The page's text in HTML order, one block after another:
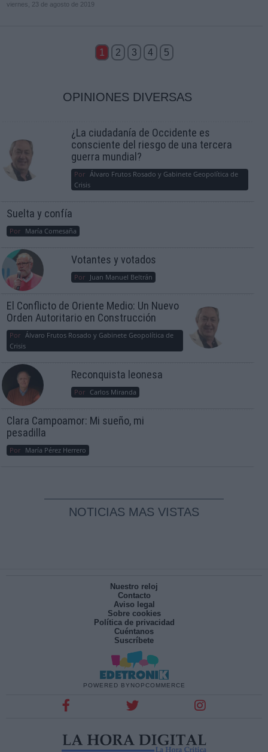
viernes, 23 de agosto de 2019
1 2 3 4 5
OPINIONES DIVERSAS
¿La ciudadanía de Occidente es
consciente del riesgo de una tercera
guerra mundial?
Por Álvaro Frutos Rosado y Gabinete Geopolítica de
Crisis
Suelta y confía
Por María Comesaña
Votantes y votados
Por Juan Manuel Beltrán
El Conflicto de Oriente Medio: Un Nuevo
Orden Autoritario en Construcción
Por Álvaro Frutos Rosado y Gabinete Geopolítica de
Crisis
Reconquista leonesa
Por Carlos Miranda
Clara Campoamor: Mi sueño, mi
pesadilla
Por María Pérez Herrero
NOTICIAS MAS VISTAS
Nuestro reloj
Contacto
Aviso legal
Sobre cookies
Política de privacidad
Cuéntanos
Suscríbete
POWERED BY NOPCOMMERCE